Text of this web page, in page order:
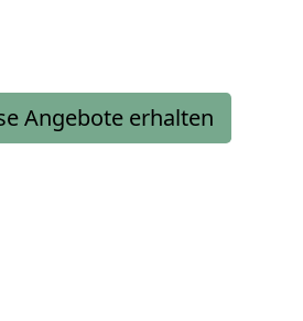
Angebote erhalten